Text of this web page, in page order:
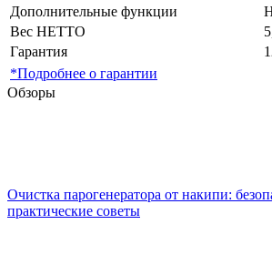
Дополнительные функции
Вес НЕТТО
Гарантия
*Подробнее о гарантии
Обзоры
Очистка парогенератора от накипи:
практические советы